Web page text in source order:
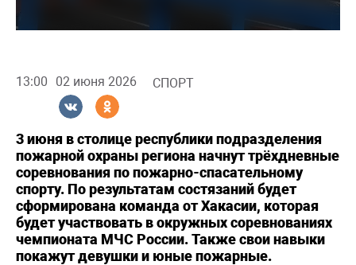
13:00 02 июня 2026 СПОРТ
3 июня в столице республики подразделения
пожарной охраны региона начнут трёхдневные
соревнования по пожарно-спасательному
спорту. По результатам состязаний будет
сформирована команда от Хакасии, которая
будет участвовать в окружных соревнованиях
чемпионата МЧС России. Также свои навыки
покажут девушки и юные пожарные.